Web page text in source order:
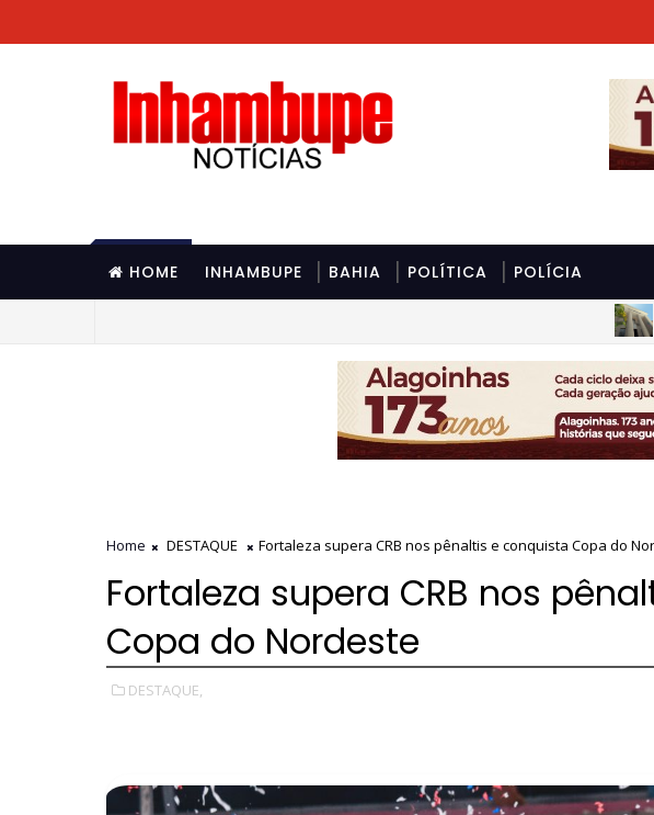
HOME INHAMBUPE BAHIA POLÍTICA POLÍCIA
Home DESTAQUE Fortaleza supera CRB nos pênaltis e conquista Copa do
Fortaleza supera CRB nos
Copa do Nordeste
DESTAQUE,